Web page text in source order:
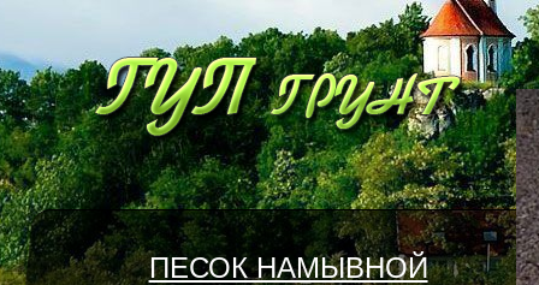
ПЕСОК НАМЫВНОЙ